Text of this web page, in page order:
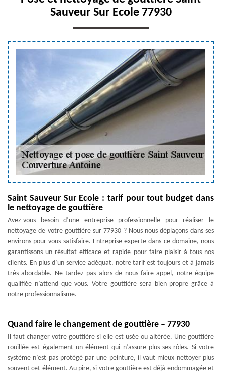
Sauveur Sur Ecole 77930
Saint Sauveur Sur Ecole : tarif pour tout budget dans
le nettoyage de gouttière
Avez-vous besoin d’une entreprise professionnelle pour réaliser le
nettoyage de votre gouttière sur 77930 ? Nous nous déplaçons dans ses
environs pour vous satisfaire. Entreprise experte dans ce domaine, nous
garantissons un résultat efficace et rapide pour faire plaisir à tous nos
clients. En plus d’un service adéquat, notre tarif est toujours et à jamais
très abordable. Ne tardez pas alors de nous faire appel, notre équipe
qualifiée n’attend que vous. Votre gouttière sera bien propre grâce à
notre professionnalisme.
Quand faire le changement de gouttière – 77930
Il faut changer votre gouttière si elle est usée ou altérée. Une gouttière
rouillée est également un élément qui n’assure plus ses rôles. Si votre
système n’est pas protégé par une peinture, il vaut mieux nettoyer plus
souvent cet élément. Au pire, si votre gouttière est déjà endommagée et